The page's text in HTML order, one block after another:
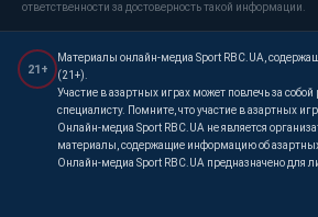
ответственности за достоверность такой информации.
21+
Материалы онлайн-медиа Sport RBC.UA,
(21+).
Участие в азартных играх может повлечь за
специалисту. Помните, что участие в азартных
Онлайн-медиа Sport RBC.UA не является
материалы, содержащие информацию об
Онлайн-медиа Sport RBC.UA предназначено для